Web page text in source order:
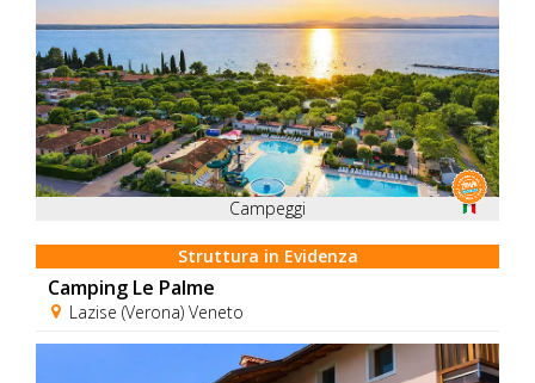
Campeggi
Struttura in Evidenza
Camping Le Palme
Lazise (Verona) Veneto